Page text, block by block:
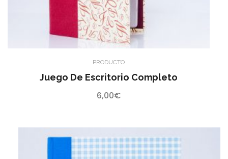
PRODUCTO
Juego De Escritorio Completo
6,00€